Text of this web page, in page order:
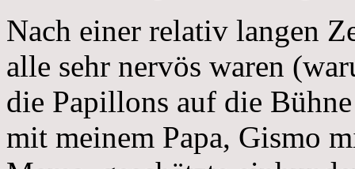
Nach einer relativ langen
alle sehr nervös waren
die Papillons auf die
mit meinem Papa, Gismo